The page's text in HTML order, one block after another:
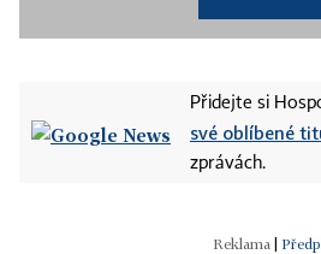
Přidejte si
své oblíbené
zprávách.